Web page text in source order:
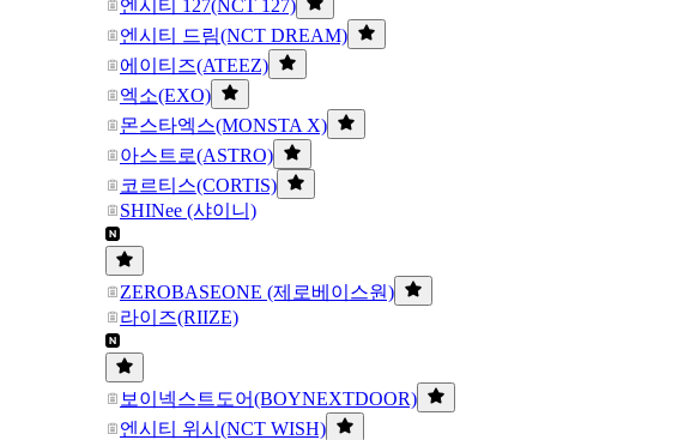
엔시티 127(NCT 127)
엔시티 드림(NCT DREAM)
에이티즈(ATEEZ)
엑소(EXO)
몬스타엑스(MONSTA X)
아스트로(ASTRO)
코르티스(CORTIS)
SHINee (샤이니)
ZEROBASEONE (제로베이스원)
라이즈(RIIZE)
보이넥스트도어(BOYNEXTDOOR)
엔시티 위시(NCT WISH)